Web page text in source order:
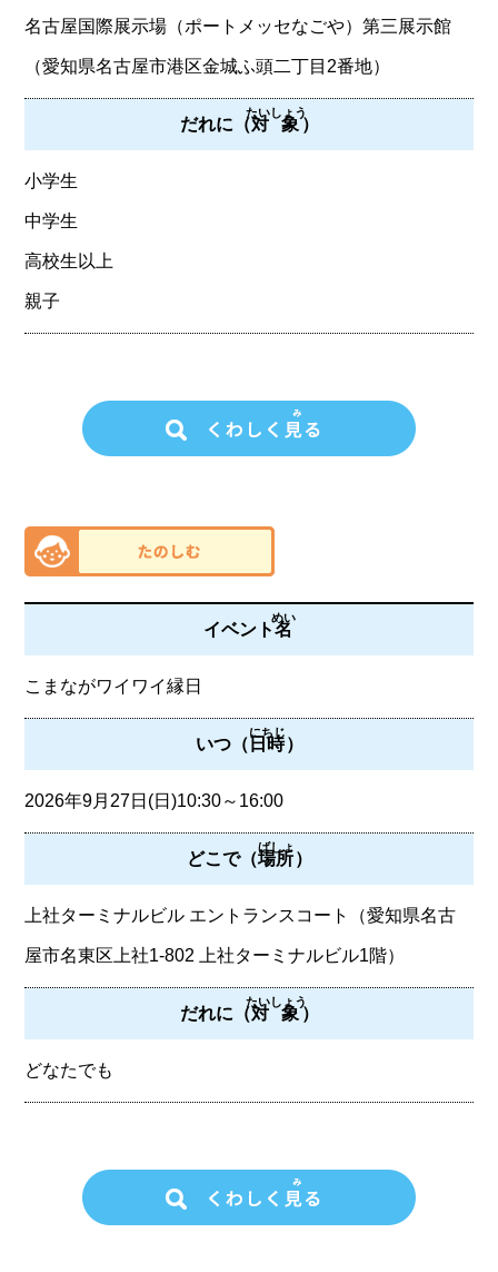
名古屋国際展示場（ポートメッセなごや）第三展示館
（愛知県名古屋市港区金城ふ頭二丁目2番地）
だれに（対象
たいしょう
）
小学生
中学生
高校生以上
親子
イベント名
めい
こまながワイワイ縁日
いつ（日時
にちじ
）
2026年9月27日(日)10:30～16:00
どこで（場所
ばしょ
）
上社ターミナルビル エントランスコート（愛知県名古
屋市名東区上社1-802 上社ターミナルビル1階）
だれに（対象
たいしょう
）
どなたでも